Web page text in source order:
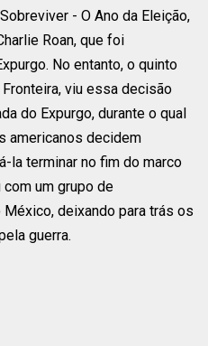
- O Ano da Eleição,
Roan, que foi
No entanto, o quinto
viu essa decisão
do Expurgo, durante o qual
americanos decidem
la terminar no fim do marco
um grupo de
deixando para trás os
guerra.